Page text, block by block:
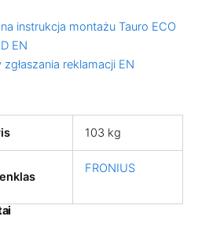
instrukcja montażu Tauro ECO
EN
zgłaszania reklamacji EN
103 kg
FRONIUS